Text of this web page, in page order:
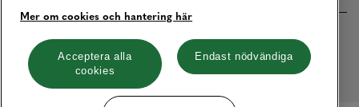
Cookies Integritetspolicy
Hantera cookies
Mer om cookies och hantering här
Acceptera alla
cookies
Endast nödvändiga